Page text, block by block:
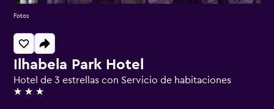
Ilhabela Park Hotel
Hotel de 3 estrellas con Servicio de habitaciones
3 estrellas
Fotos